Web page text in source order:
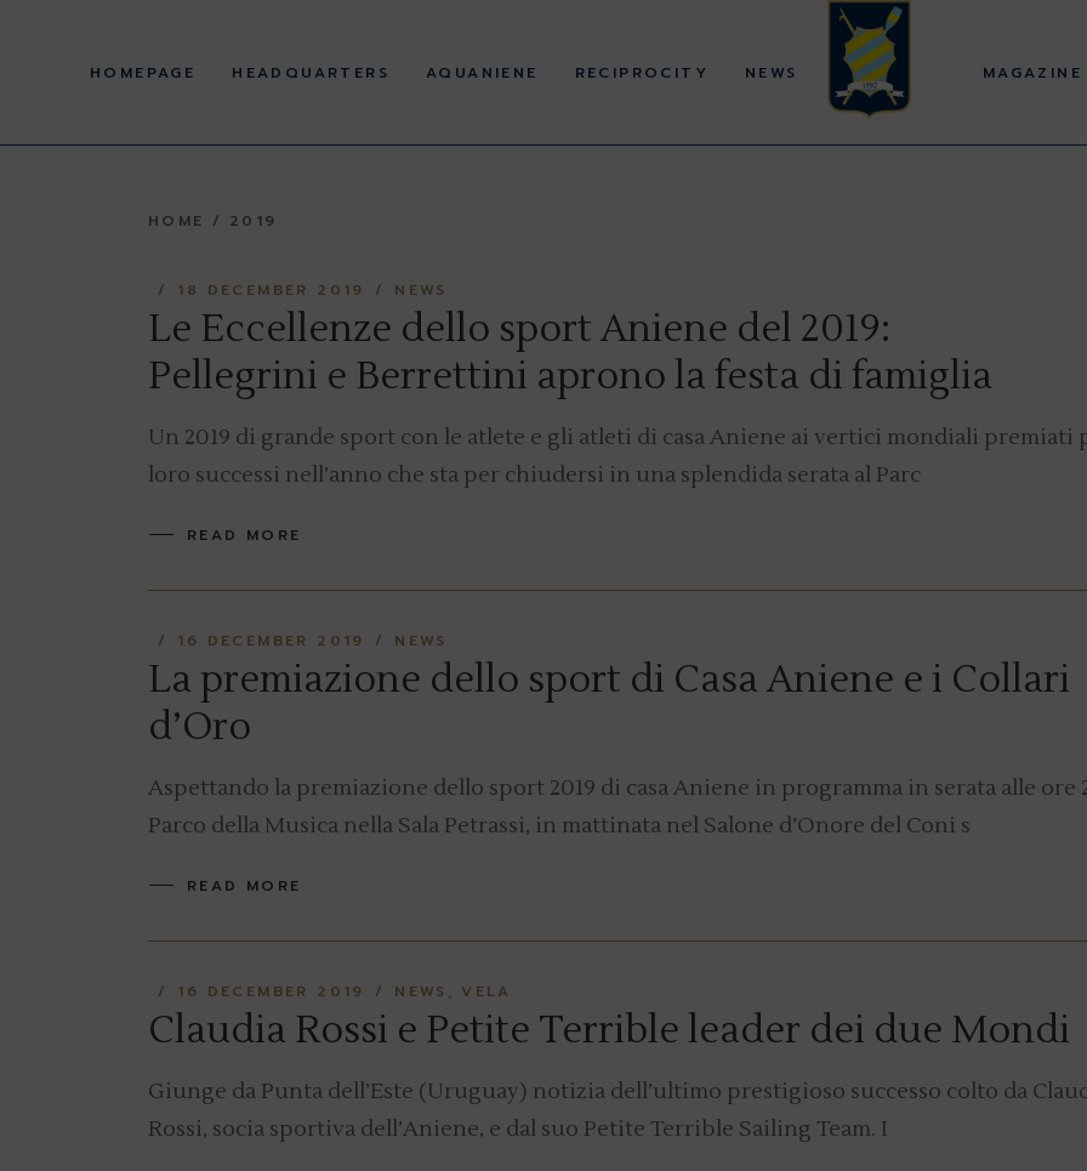
HOMEPAGE HEADQUARTERS
Corporate offices
Regulations and acts
pursuant to Legislative
Decree 36/2021 and
39/2021
Facilities
AQUANIENE RECIPROCITY NEWS MAGAZINE
Corporate offices
Regulations and acts
39/2021
HOME 2019
18 DECEMBER 2019 NEWS
Le Eccellenze dello sport Aniene del 2019:
Pellegrini e Berrettini aprono la festa di famiglia
Un 2019 di grande sport con le atlete e gli atleti di casa Aniene ai vertici mondiali premiati
loro successi nell’anno che sta per chiudersi in una splendida serata al Parc
READ MORE
16 DECEMBER 2019 NEWS
La premiazione dello sport di Casa Aniene e i Collari
d’Oro
Aspettando la premiazione dello sport 2019 di casa Aniene in programma in serata alle ore
Parco della Musica nella Sala Petrassi, in mattinata nel Salone d’Onore del Coni s
READ MORE
16 DECEMBER 2019 NEWS VELA
Claudia Rossi e Petite Terrible leader dei due Mondi
Giunge da Punta dell’Este (Uruguay) notizia dell’ultimo prestigioso successo colto da
Rossi, socia sportiva dell’Aniene, e dal suo Petite Terrible Sailing Team. I